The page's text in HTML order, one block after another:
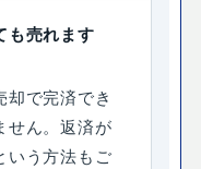
も売れます
却で完済でき
せん。返済が
いう方法もご